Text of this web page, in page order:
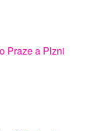
Praze a Plzni